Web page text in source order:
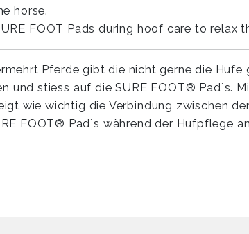
horse.
FOOT Pads during hoof care to relax
Pferde gibt die nicht gerne die Hufe
stiess auf die SURE FOOT® Pad`s.
wie wichtig die Verbindung zwischen
FOOT® Pad`s während der Hufpflege